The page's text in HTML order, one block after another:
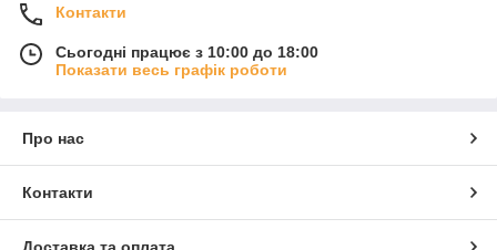
Контакти
Сьогодні працює з 10:00 до 18:00
Показати весь графік роботи
Про нас
Контакти